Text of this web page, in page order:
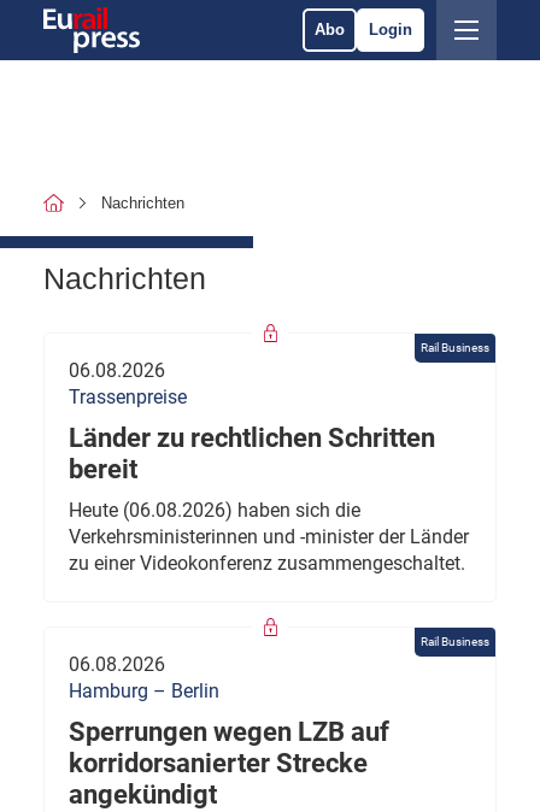
Abo Login
Nachrichten
Nachrichten
Rail Business
06.08.2026
Trassenpreise
Länder zu rechtlichen Schritten
bereit
Heute (06.08.2026) haben sich die
Verkehrsministerinnen und -minister der Länder
zu einer Videokonferenz zusammengeschaltet.
Rail Business
06.08.2026
Hamburg – Berlin
Sperrungen wegen LZB auf
korridorsanierter Strecke
angekündigt